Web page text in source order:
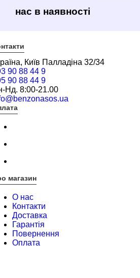
нас в наявності
Київ Палладіна 32/34
90 88 44 9
90 88 44 9
Нд. 8:00-21.00
магазин
О нас
Контакти
Доставка
Гарантія
Повернення
Оплата